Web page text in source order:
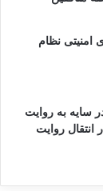
امنیتی نظام
سایه به روایت
انتقال روایت